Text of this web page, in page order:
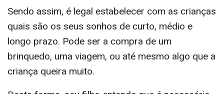
Sendo assim, é legal estabelecer com as crianças
quais são os seus sonhos de curto, médio e
longo prazo. Pode ser a compra de um
brinquedo, uma viagem, ou até mesmo algo que a
criança queira muito.